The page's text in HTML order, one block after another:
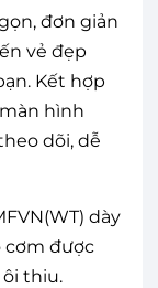
đơn giản
vẻ đẹp
Kết hợp
hình
dõi, dễ
dày
cơm được
ôi thiu.